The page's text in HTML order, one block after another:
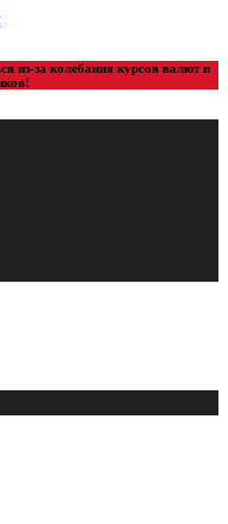
из-за колебания курсов валют и